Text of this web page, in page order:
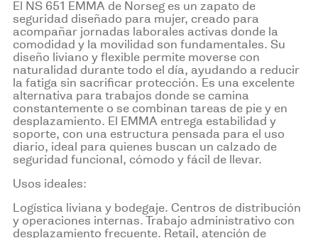
El NS 651 EMMA de Norseg es un zapato de
seguridad diseñado para mujer, creado para
acompañar jornadas laborales activas donde la
comodidad y la movilidad son fundamentales. Su
diseño liviano y flexible permite moverse con
naturalidad durante todo el día, ayudando a reducir
la fatiga sin sacrificar protección. Es una excelente
alternativa para trabajos donde se camina
constantemente o se combinan tareas de pie y en
desplazamiento. El EMMA entrega estabilidad y
soporte, con una estructura pensada para el uso
diario, ideal para quienes buscan un calzado de
seguridad funcional, cómodo y fácil de llevar.
Usos ideales:
Logística liviana y bodegaje. Centros de distribución
y operaciones internas. Trabajo administrativo con
desplazamiento frecuente. Retail, atención de